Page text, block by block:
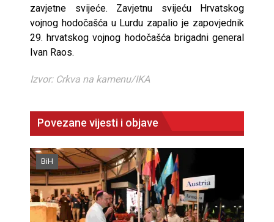
zavjetne svijeće. Zavjetnu svijeću Hrvatskog
vojnog hodočašća u Lurdu zapalio je zapovjednik
29. hrvatskog vojnog hodočašća brigadni general
Ivan Raos.
Izvor: Crkva na kamenu/IKA
Povezane vijesti i objave
BiH